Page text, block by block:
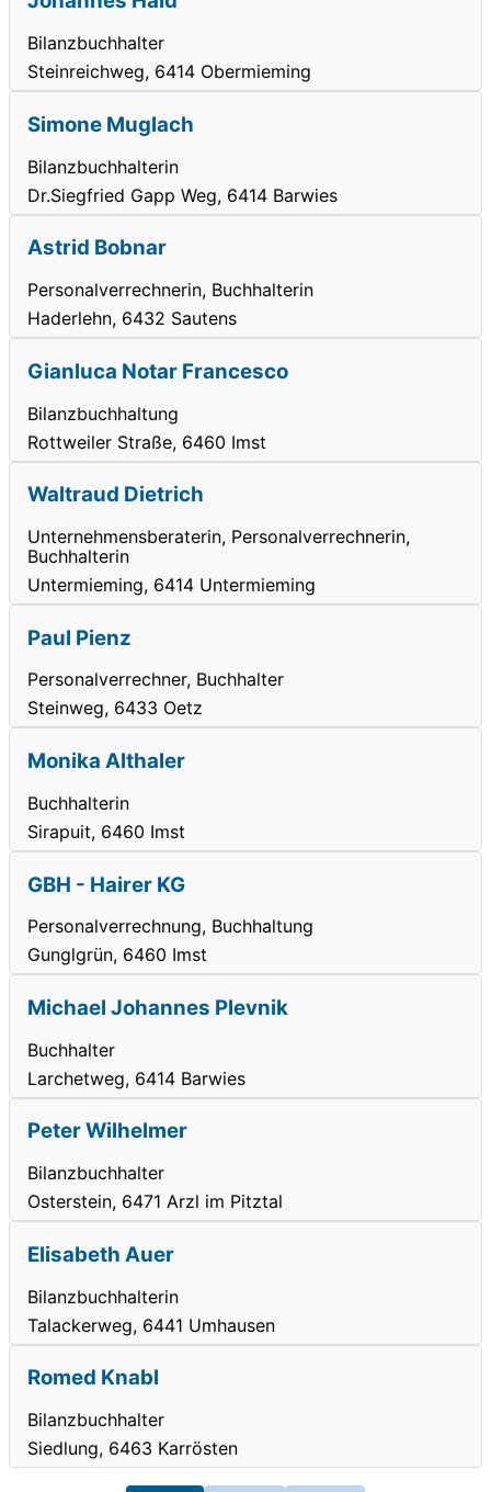
Bilanzbuchhalter
Steinreichweg, 6414 Obermieming
Simone Muglach
Bilanzbuchhalterin
Dr.Siegfried Gapp Weg, 6414 Barwies
Astrid Bobnar
Personalverrechnerin, Buchhalterin
Haderlehn, 6432 Sautens
Gianluca Notar Francesco
Bilanzbuchhaltung
Rottweiler Straße, 6460 Imst
Waltraud Dietrich
Unternehmensberaterin, Personalverrechnerin,
Buchhalterin
Untermieming, 6414 Untermieming
Paul Pienz
Personalverrechner, Buchhalter
Steinweg, 6433 Oetz
Monika Althaler
Buchhalterin
Sirapuit, 6460 Imst
GBH - Hairer KG
Personalverrechnung, Buchhaltung
Gunglgrün, 6460 Imst
Michael Johannes Plevnik
Buchhalter
Larchetweg, 6414 Barwies
Peter Wilhelmer
Bilanzbuchhalter
Osterstein, 6471 Arzl im Pitztal
Elisabeth Auer
Bilanzbuchhalterin
Talackerweg, 6441 Umhausen
Romed Knabl
Bilanzbuchhalter
Siedlung, 6463 Karrösten